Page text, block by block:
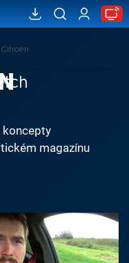
koncepty
magazínu